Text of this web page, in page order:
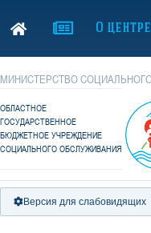
О центре
МИНИСТЕРСТВО
ОБЛАСТНОЕ
ГОСУДАРСТВЕННОЕ
БЮДЖЕТНОЕ УЧРЕЖДЕНИЕ
СОЦИАЛЬНОГО ОБСЛУЖИВАНИЯ
Версия для слабовидящих